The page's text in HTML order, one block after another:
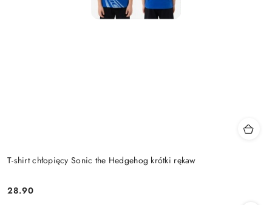
T-shirt chłopięcy Sonic the Hedgehog krótki rękaw
Cena:
28.90